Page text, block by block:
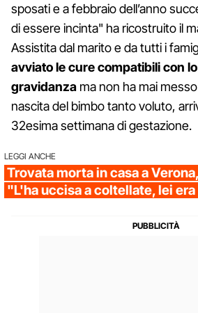
sposati e a febbraio dell’anno
di essere incinta" ha ricostruito il
Assistita dal marito e da tutti i
avviato le cure compatibili con
gravidanza ma non ha mai
nascita del bimbo tanto voluto,
32esima settimana di gestazione.
LEGGI ANCHE
Trovata morta in casa a
"L'ha uccisa a coltellate, lei